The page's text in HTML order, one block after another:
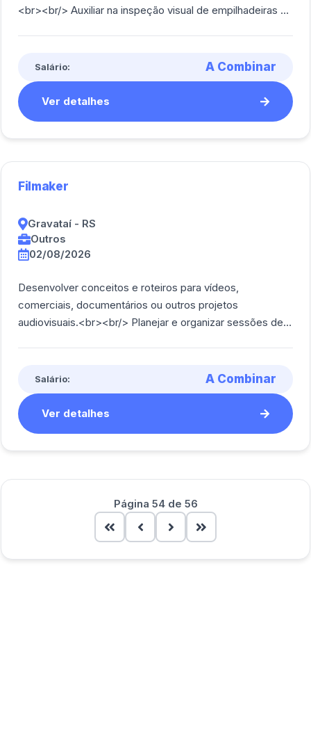
<br><br/> Auxiliar na inspeção visual de empilhadeiras e
Salário: A Combinar
Ver detalhes
Filmaker
Gravataí - RS
Outros
02/08/2026
Desenvolver conceitos e roteiros para vídeos,
comerciais, documentários ou outros projetos
audiovisuais.<br><br/> Planejar e organizar sessões de
Salário: A Combinar
Ver detalhes
Página 54 de 56